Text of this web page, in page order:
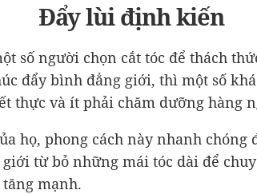
Đẩy lùi định kiến
số người chọn cắt tóc để thách
đẩy bình đẳng giới, thì một số
thực và ít phải chăm dưỡng hàng
họ, phong cách này nhanh chóng
từ bỏ những mái tóc dài để
mạnh.